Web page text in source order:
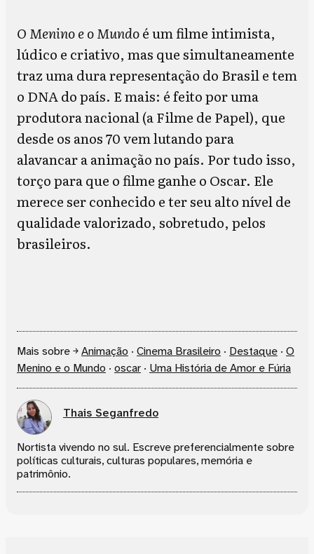
O Menino e o Mundoé um filme intimista,
lúdico e criativo, mas que simultaneamente
traz uma dura representação do Brasil e tem
o DNA do país. E mais: é feito por uma
produtora nacional (a Filme de Papel), que
desde os anos 70 vem lutando para
alavancar a animação no país. Por tudo isso,
torço para que o filme ganhe o Oscar. Ele
merece ser conhecido e ter seu alto nível de
qualidade valorizado, sobretudo, pelos
brasileiros.
Mais sobre ￫Animação · Cinema Brasileiro · Destaque · O
Menino e o Mundo · oscar · Uma História de Amor e Fúria
Thais Seganfredo
Nortista vivendo no sul. Escreve preferencialmente sobre
políticas culturais, culturas populares, memória e
patrimônio.